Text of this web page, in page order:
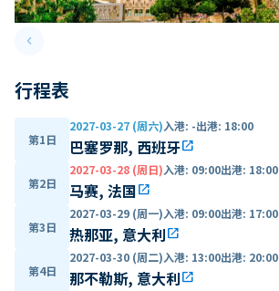
keyboard_arrow_leftPrevious slide
行程表
第1日
2027-03-27 (周六)入港: -出港: 18:00
巴塞罗那, 西班牙open_in_new
第2日
2027-03-28 (周日)入港: 09:00出港: 18:00
马赛, 法国open_in_new
第3日
2027-03-29 (周一)入港: 09:00出港: 17:00
热那亚, 意大利open_in_new
第4日
2027-03-30 (周二)入港: 13:00出港: 20:00
那不勒斯, 意大利open_in_new